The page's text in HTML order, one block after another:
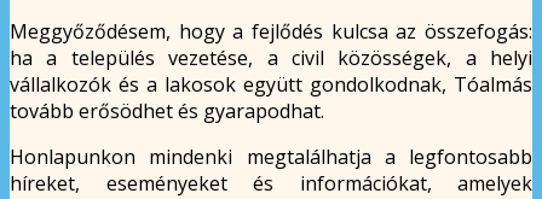
Meggyőződésem, hogy a fejlődés kulcsa az összefogás:
ha a település vezetése, a civil közösségek, a helyi
vállalkozók és a lakosok együtt gondolkodnak, Tóalmás
tovább erősödhet és gyarapodhat.
Honlapunkon mindenki megtalálhatja a legfontosabb
híreket, eseményeket és információkat, amelyek